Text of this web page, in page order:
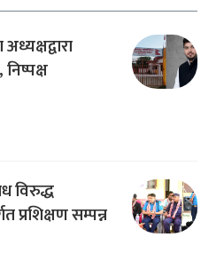
विरुद्ध
प्रशिक्षण सम्पन्न